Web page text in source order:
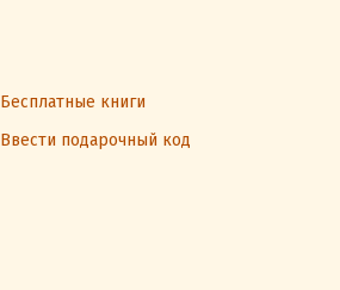
Бесплатные книги
Ввести подарочный код